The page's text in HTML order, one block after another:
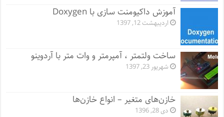
آموزش داکیومنت سازی با Doxygen
اردیبهشت 12, 1397
ساخت ولتمتر ، آمپرمتر و وات متر با آردوینو
شهریور 23, 1397
خازن‌های متغیر – انواع خازن‌ها
دی 28, 1396